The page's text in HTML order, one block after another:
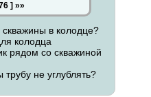
] »»
в колодце?
колодца
рядом со скважиной
не углублять?